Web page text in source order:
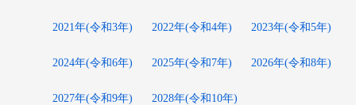
2021年(令和3年) 2022年(令和4年) 2023年(令和5年)
2024年(令和6年) 2025年(令和7年) 2026年(令和8年)
2027年(令和9年) 2028年(令和10年)